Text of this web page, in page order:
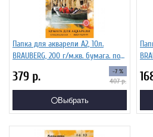
Папка для акварели А2, 10л.
BRAUBERG, 200 г/м.кв. бумага. по
379 р. -7 %
407р.
Выбрать